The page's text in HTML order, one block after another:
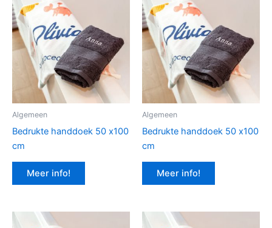
Algemeen
Bedrukte handdoek 50 x100
cm
Meer info!
Algemeen
Bedrukte handdoek 50 x100
cm
Meer info!